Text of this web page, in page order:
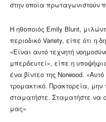
στην οποία πρωταγωνιστούν
Η ηθοποιός Emily Blunt,
περιοδικό Variety, είπε ότι η
«Είναι αυτό τεχνητή
μπερδευτεί», είπε η
ένα βίντεο της Norwood.
τρομακτικό. Πρακτορεία,
σταματήστε. Σταματήστε να
μας»